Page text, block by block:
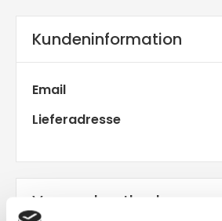
Kundeninformation
Email
Lieferadresse
Versandmethode